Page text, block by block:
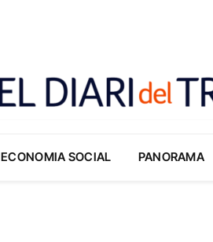
ECONOMIA SOCIAL PANORAMA